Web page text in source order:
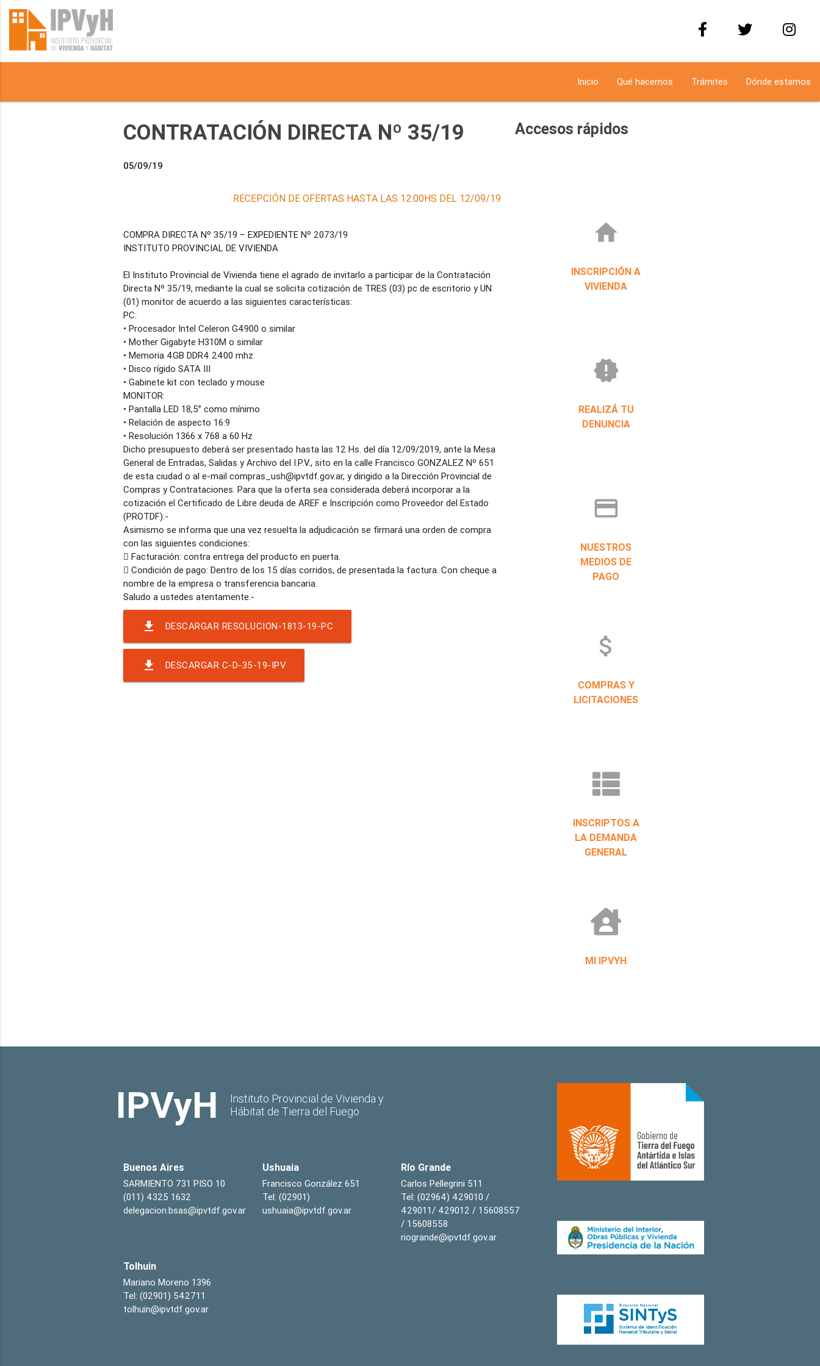
Inicio Qué hacemos Trámites Dónde estamos
CONTRATACIÓN DIRECTA Nº 35/19
05/09/19
RECEPCIÓN DE OFERTAS HASTA LAS 12:00HS DEL 12/09/19
COMPRA DIRECTA Nº 35/19 – EXPEDIENTE Nº 2073/19
INSTITUTO PROVINCIAL DE VIVIENDA
El Instituto Provincial de Vivienda tiene el agrado de invitarlo a participar de la Contratación
Directa Nº 35/19, mediante la cual se solicita cotización de TRES (03) pc de escritorio y UN
(01) monitor de acuerdo a las siguientes características:
PC:
• Procesador Intel Celeron G4900 o similar
• Mother Gigabyte H310M o similar
• Memoria 4GB DDR4 2400 mhz
• Disco rígido SATA III
• Gabinete kit con teclado y mouse
MONITOR:
• Pantalla LED 18,5’’ como mínimo
• Relación de aspecto 16:9
• Resolución 1366 x 768 a 60 Hz
Dicho presupuesto deberá ser presentado hasta las 12 Hs. del día 12/09/2019, ante la Mesa
General de Entradas, Salidas y Archivo del I.P.V., sito en la calle Francisco GONZALEZ Nº 651
de esta ciudad o al e-mail compras_ush@ipvtdf.gov.ar, y dirigido a la Dirección Provincial de
Compras y Contrataciones. Para que la oferta sea considerada deberá incorporar a la
cotización el Certificado de Libre deuda de AREF e Inscripción como Proveedor del Estado
(PROTDF).-
Asimismo se informa que una vez resuelta la adjudicación se firmará una orden de compra
con las siguientes condiciones:
 Facturación: contra entrega del producto en puerta.
 Condición de pago: Dentro de los 15 días corridos, de presentada la factura. Con cheque a
nombre de la empresa o transferencia bancaria.
file_download DESCARGAR RESOLUCION-1813-19-PC
file_download DESCARGAR C-D-35-19-IPV
Accesos rápidos
home
INSCRIPCIÓN A
VIVIENDA
new_releases
REALIZÁ TU
DENUNCIA
credit_card
NUESTROS
MEDIOS DE
PAGO
attach_money
COMPRAS Y
LICITACIONES
INSCRIPTOS A
LA DEMANDA
GENERAL
MI IPVYH
IPVyH
Instituto Provincial de Vivienda y
Hábitat de Tierra del Fuego
Buenos Aires
SARMIENTO 731 PISO 10
(011) 4325 1632
delegacion.bsas@ipvtdf.gov.ar
Ushuaia
Francisco González 651
Tel: (02901)
ushuaia@ipvtdf.gov.ar
Río Grande
Carlos Pellegrini 511
Tel: (02964) 429010 /
429011/ 429012 / 15608557
/ 15608558
riogrande@ipvtdf.gov.ar
Tolhuin
Mariano Moreno 1396
Tel: (02901) 542711
tolhuin@ipvtdf.gov.ar